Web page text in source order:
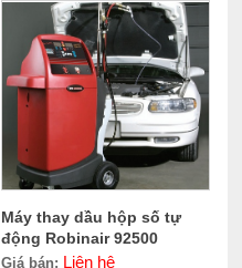
Máy thay dầu hộp số tự
động Robinair 92500
Giá bán: Liên hệ